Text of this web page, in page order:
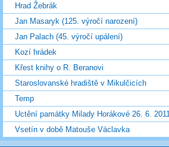
Hrad Žebrák
Jan Masaryk (125. výročí narození)
Jan Palach (45. výročí upálení)
Kozí hrádek
Křest knihy o R. Beranovi
Staroslovanské hradiště v Mikulčicích
Temp
Uctění památky Milady Horákové 26. 6. 2011
Vsetín v době Matouše Václavka